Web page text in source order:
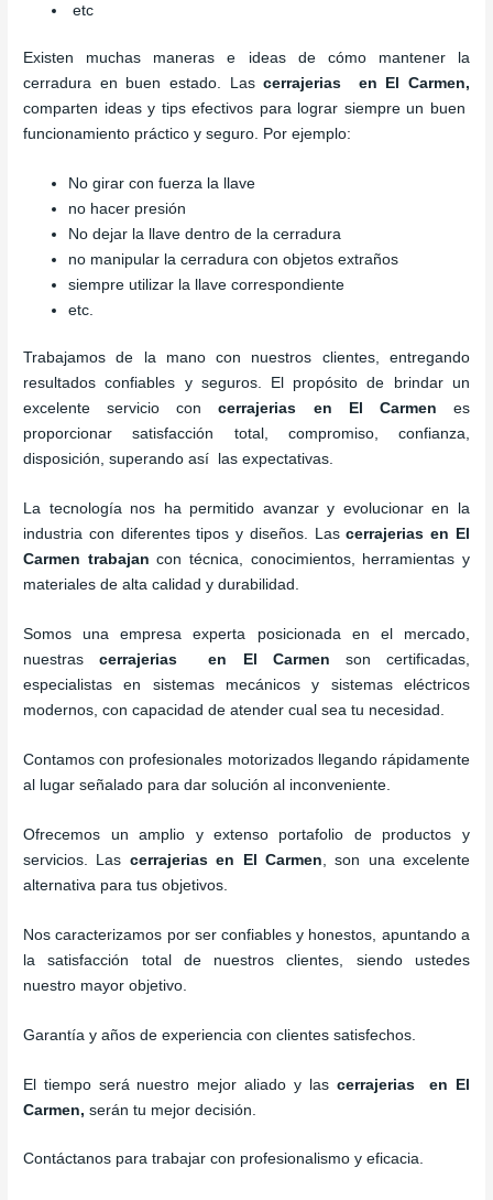
etc
Existen muchas maneras e ideas de cómo mantener la
cerradura en buen estado. Lascerrajerias en El Carmen,
comparten ideas y tips efectivos para lograr siempre un buen
funcionamiento práctico y seguro. Por ejemplo:
No girar con fuerza la llave
no hacer presión
No dejar la llave dentro de la cerradura
no manipular la cerradura con objetos extraños
siempre utilizar la llave correspondiente
etc.
Trabajamos de la mano con nuestros clientes, entregando
resultados confiables y seguros. El propósito de brindar un
excelente servicio concerrajerias en El Carmen es
proporcionar satisfacción total, compromiso, confianza,
disposición, superando así las expectativas.
La tecnología nos ha permitido avanzar y evolucionar en la
industria con diferentes tipos y diseños. Lascerrajerias en El
Carmen trabajan con técnica, conocimientos, herramientas y
materiales de alta calidad y durabilidad.
Somos una empresa experta posicionada en el mercado,
nuestrascerrajerias en El Carmen son certificadas,
especialistas en sistemas mecánicos y sistemas eléctricos
modernos, con capacidad de atender cual sea tu necesidad.
Contamos con profesionales motorizados llegando rápidamente
al lugar señalado para dar solución al inconveniente.
Ofrecemos un amplio y extenso portafolio de productos y
servicios. Las cerrajerias en El Carmen , son una excelente
alternativa para tus objetivos.
Nos caracterizamos por ser confiables y honestos, apuntando a
la satisfacción total de nuestros clientes, siendo ustedes
nuestro mayor objetivo.
Garantía y años de experiencia con clientes satisfechos.
El tiempo será nuestro mejor aliado y las cerrajerias en El
Carmen,serán tu mejor decisión.
Contáctanos para trabajar con profesionalismo y eficacia.